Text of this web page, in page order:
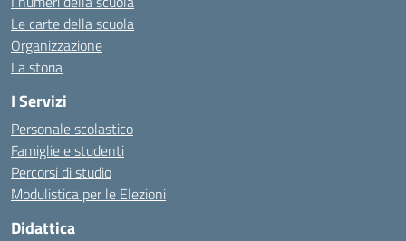
Le carte della scuola
Organizzazione
La storia
I Servizi
Personale scolastico
Famiglie e studenti
Percorsi di studio
Modulistica per le Elezioni
Didattica